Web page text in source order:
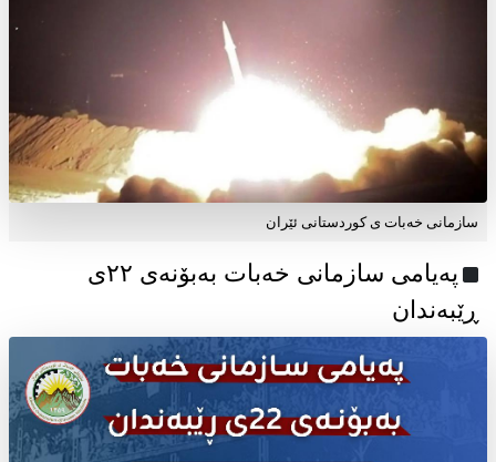
سازمانی خەبات ی کوردستانی ئێران
پەیامی سازمانی خەبات بەبۆنەی ۲۲ی
ڕێبەندان